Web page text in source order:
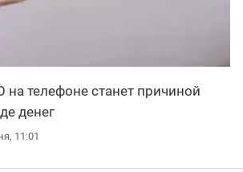
телефоне станет причиной
денег
11:01